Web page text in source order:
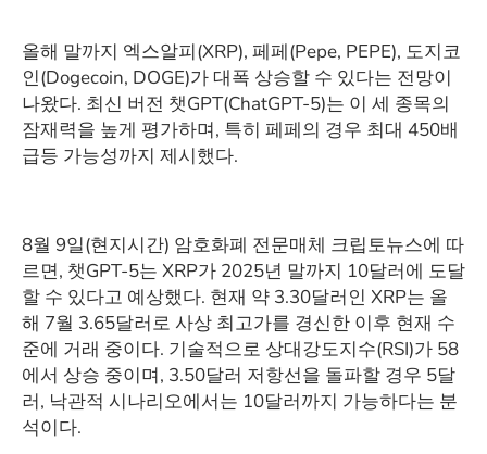
올해 말까지 엑스알피(XRP), 페페(Pepe, PEPE), 도지코
인(Dogecoin, DOGE)가 대폭 상승할 수 있다는 전망이
나왔다. 최신 버전 챗GPT(ChatGPT-5)는 이 세 종목의
잠재력을 높게 평가하며, 특히 페페의 경우 최대 450배
급등 가능성까지 제시했다.
8월 9일(현지시간) 암호화폐 전문매체 크립토뉴스에 따
르면, 챗GPT-5는 XRP가 2025년 말까지 10달러에 도달
할 수 있다고 예상했다. 현재 약 3.30달러인 XRP는 올
해 7월 3.65달러로 사상 최고가를 경신한 이후 현재 수
준에 거래 중이다. 기술적으로 상대강도지수(RSI)가 58
에서 상승 중이며, 3.50달러 저항선을 돌파할 경우 5달
러, 낙관적 시나리오에서는 10달러까지 가능하다는 분
석이다.